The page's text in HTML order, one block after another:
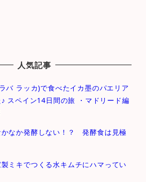
人気記事
バ ラッカ)で食べたイカ墨のパエリア
スペイン14日間の旅 ・マドリード編
かなか発酵しない！？ 発酵食は見極
ミキでつくる水キムチにハマってい